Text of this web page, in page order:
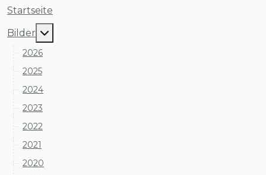
Startseite
Bilder
MOD_MENU_TOGGLE_SUBMENU_LABEL
2026
2025
2024
2023
2022
2021
2020